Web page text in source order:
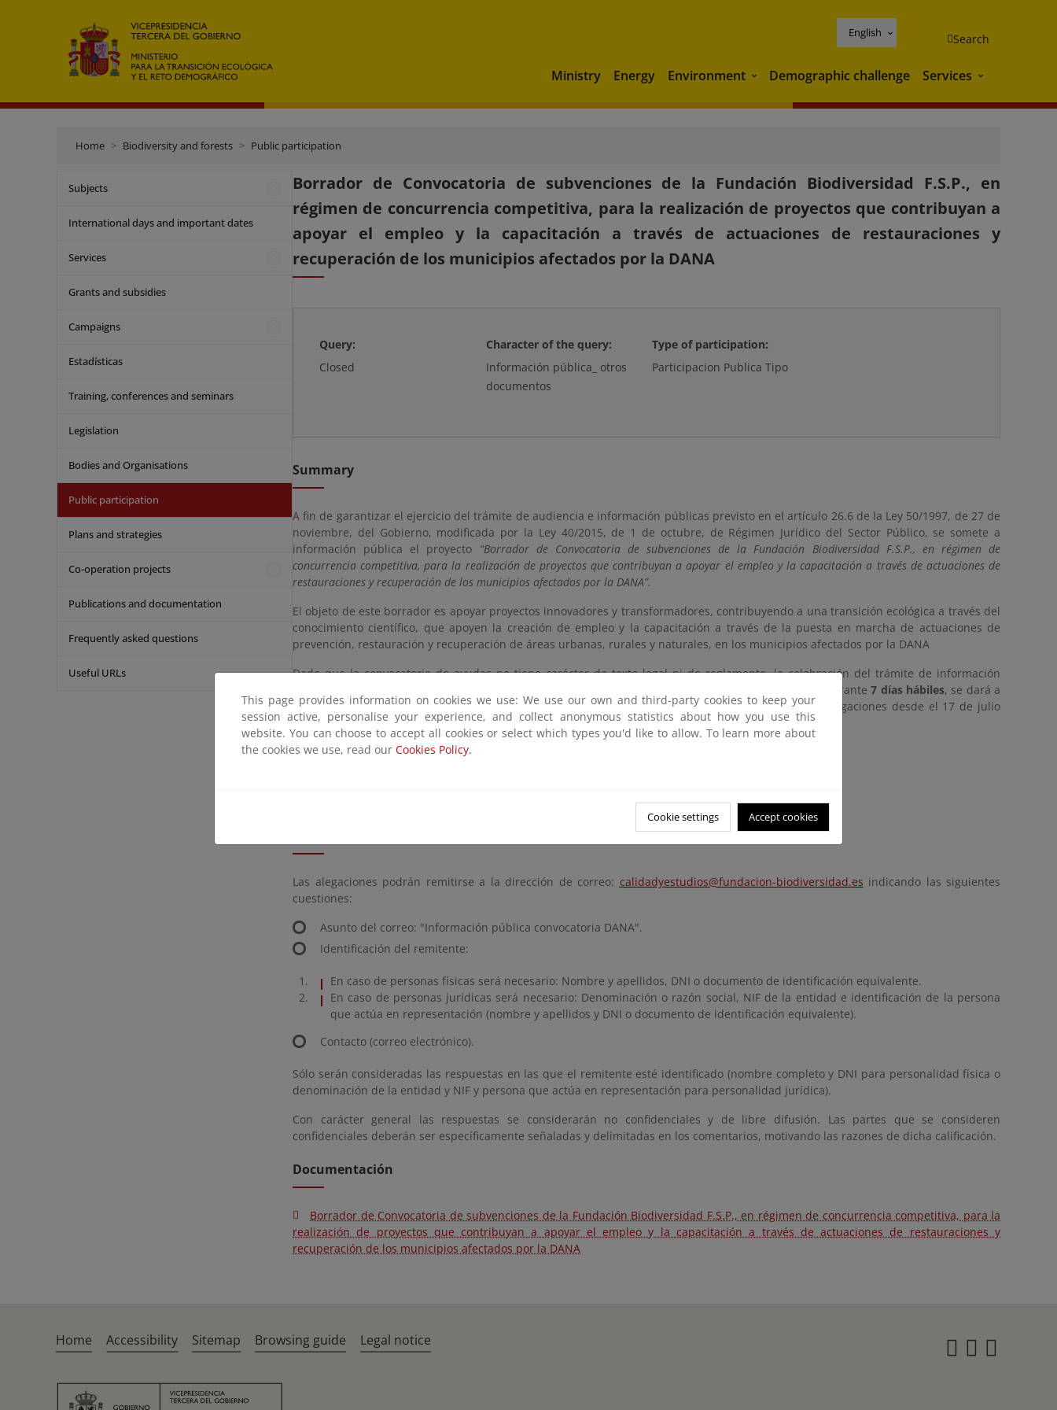
English Search
Ministry Energy Environment Environment
Demographic challenge Services Services
Home Biodiversity and forests Public participation
Subjects
International days and important dates
Services
Grants and subsidies
Campaigns
Estadísticas
Training, conferences and seminars
Legislation
Bodies and Organisations
Public participation
Plans and strategies
Co-operation projects
Publications and documentation
Frequently asked questions
Useful URLs
Borrador de Convocatoria de subvenciones de la Fundación Biodiversidad F.S.P., en
régimen de concurrencia competitiva, para la realización de proyectos que contribuyan a
apoyar el empleo y la capacitación a través de actuaciones de restauraciones y
recuperación de los municipios afectados por la DANA
Query:
Closed
Character of the query:
Información pública_ otros
documentos
Type of participation:
Participacion Publica Tipo
Summary
A fin de garantizar el ejercicio del trámite de audiencia e información públicas previsto en el artículo 26.6 de la Ley 50/1997, de 27 de
noviembre, del Gobierno, modificada por la Ley 40/2015, de 1 de octubre, de Régimen Jurídico del Sector Público, se somete a
información pública el proyecto “Borrador de Convocatoria de subvenciones de la Fundación Biodiversidad F.S.P., en régimen de
concurrencia competitiva, para la realización de proyectos que contribuyan a apoyar el empleo y la capacitación a través de actuaciones de
restauraciones y recuperación de los municipios afectados por la DANA”.
El objeto de este borrador es apoyar proyectos innovadores y transformadores, contribuyendo a una transición ecológica a través del
conocimiento científico, que apoyen la creación de empleo y la capacitación a través de la puesta en marcha de actuaciones de
prevención, restauración y recuperación de áreas urbanas, rurales y naturales, en los municipios afectados por la DANA
Dado que la convocatoria de ayudas no tiene carácter de texto legal ni de reglamento, la celebración del trámite de información
pública no es preceptivo. No obstante, en aras de perfeccionar el texto y potenciar la participación, durante7 días hábiles, se dará a
los potenciales afectados por el texto de la convocatoria el plazo para presentar sus opiniones o alegaciones desde el 17 de julio
hasta el 25 de julio de 2025 (ambos inclusive).
Remission deadline
Thursday, July 17, 2025untilFriday, July 25, 2025
Las alegaciones podrán remitirse a la dirección de correo: calidadyestudios@fundacion-biodiversidad.es indicando las siguientes
cuestiones:
Asunto del correo: "Información pública convocatoria DANA".
Identificación del remitente:
En caso de personas físicas será necesario: Nombre y apellidos, DNI o documento de identificación equivalente.
En caso de personas jurídicas será necesario: Denominación o razón social, NIF de la entidad e identificación de la persona
que actúa en representación (nombre y apellidos y DNI o documento de identificación equivalente).
Contacto (correo electrónico).
Sólo serán consideradas las respuestas en las que el remitente esté identificado (nombre completo y DNI para personalidad física o
denominación de la entidad y NIF y persona que actúa en representación para personalidad jurídica).
Con carácter general las respuestas se considerarán no confidenciales y de libre difusión. Las partes que se consideren
confidenciales deberán ser específicamente señaladas y delimitadas en los comentarios, motivando las razones de dicha calificación.
Documentación
Borrador de Convocatoria de subvenciones de la Fundación Biodiversidad F.S.P., en régimen de concurrencia competitiva, para la
realización de proyectos que contribuyan a apoyar el empleo y la capacitación a través de actuaciones de restauraciones y
recuperación de los municipios afectados por la DANA
This page provides information on cookies we use: We use our own and third-party cookies to keep your
session active, personalise your experience, and collect anonymous statistics about how you use this
website. You can choose to accept all cookies or select which types you'd like to allow. To learn more about
the cookies we use, read our Cookies Policy.
Cookie settings Accept cookies
Home Accessibility Sitemap Browsing guide Legal notice Twitter